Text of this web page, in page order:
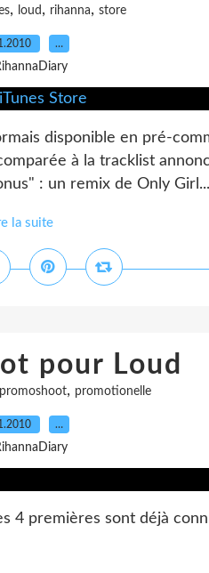
, loud , rihanna, store
…
disponible en pré-
à la tracklist
: un remix de Only Girl...
la suite
pour Loud
promoshoot, promotionelle
…
4 premières sont déjà